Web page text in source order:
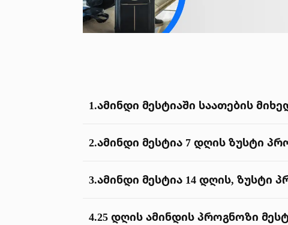
1.ამინდი მესტიაში საათების
2.ამინდი მესტია 7 დღის ზუსტი
3.ამინდი მესტია 14 დღის, ზუსტი
4.25 დღის ამინდის პროგნოზი